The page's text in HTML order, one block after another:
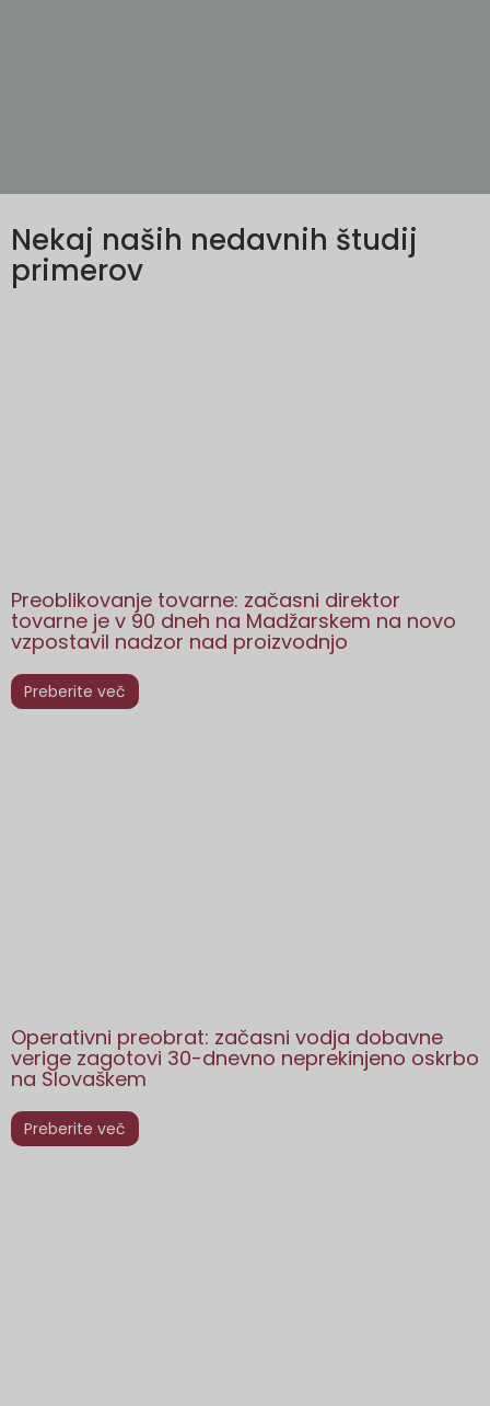
Nekaj naših nedavnih študij
primerov
Preoblikovanje tovarne: začasni direktor
tovarne je v 90 dneh na Madžarskem na novo
vzpostavil nadzor nad proizvodnjo
Preberite več
Operativni preobrat: začasni vodja dobavne
verige zagotovi 30-dnevno neprekinjeno oskrbo
na Slovaškem
Preberite več